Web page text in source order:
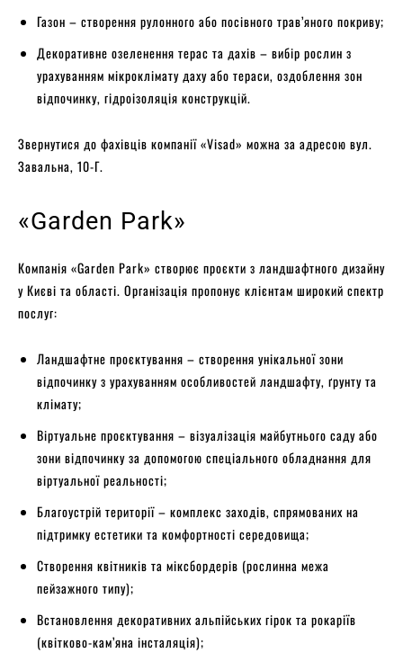
Газон – створення рулонного або посівного трав’яного покриву;
Декоративне озеленення терас та дахів – вибір рослин з
урахуванням мікроклімату даху або тераси, оздоблення зон
відпочинку, гідроізоляція конструкцій.
Звернутися до фахівців компанії «Visad» можна за адресою вул.
Завальна, 10-Г.
«Garden Park»
Компанія «Garden Park» створює проєкти з ландшафтного дизайну
у Києві та області. Організація пропонує клієнтам широкий спектр
послуг:
Ландшафтне проєктування – створення унікальної зони
відпочинку з урахуванням особливостей ландшафту, ґрунту та
клімату;
Віртуальне проєктування – візуалізація майбутнього саду або
зони відпочинку за допомогою спеціального обладнання для
віртуальної реальності;
Благоустрій території – комплекс заходів, спрямованих на
підтримку естетики та комфортності середовища;
Створення квітників та міксбордерів (рослинна межа
пейзажного типу);
Встановлення декоративних альпійських гірок та рокаріїв
(квітково-кам’яна інсталяція);